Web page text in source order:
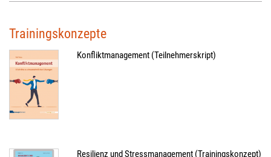
Trainingskonzepte
Konfliktmanagement (Teilnehmerskript)
Resilienz und Stressmanagement (Trainingskonzept)